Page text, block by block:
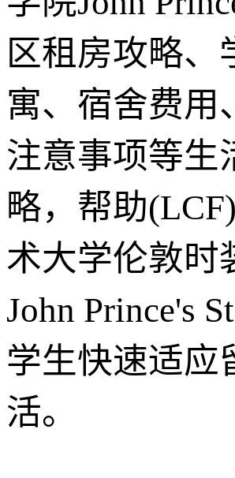
区租房攻略、
寓、宿舍费用
注意事项等生
略，帮助
术大学伦敦时
John Prince's
学生快速适应
活。